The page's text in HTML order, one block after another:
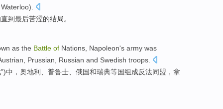
直到最后苦涩的结局。
as the Battle of Nations Napoleon's army was
Prussian Russian and Swedish troops.
”)中， 奥地利 普鲁士 俄国和瑞典等国组成反法同盟 ， 拿